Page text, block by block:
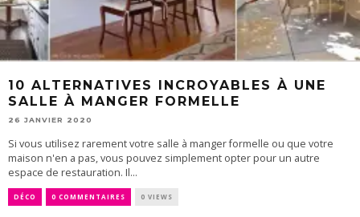
10 ALTERNATIVES INCROYABLES À UNE
SALLE À MANGER FORMELLE
26 JANVIER 2020
Si vous utilisez rarement votre salle à manger formelle ou que votre
maison n'en a pas, vous pouvez simplement opter pour un autre
espace de restauration. Il...
DÉCO 0 COMMENTAIRES 0 VIEWS